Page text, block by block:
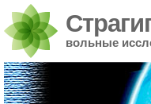
вольные